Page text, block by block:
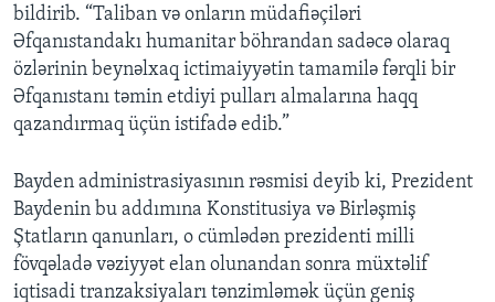
bildirib. “Taliban və onların müdafiəçiləri
Əfqanıstandakı humanitar böhrandan sadəcə olaraq
özlərinin beynəlxaq ictimaiyyətin tamamilə fərqli bir
Əfqanıstanı təmin etdiyi pulları almalarına haqq
qazandırmaq üçün istifadə edib.”
Bayden administrasiyasının rəsmisi deyib ki, Prezident
Baydenin bu addımına Konstitusiya və Birləşmiş
Ştatların qanunları, o cümlədən prezidenti milli
fövqəladə vəziyyət elan olunandan sonra müxtəlif
iqtisadi tranzaksiyaları tənzimləmək üçün geniş